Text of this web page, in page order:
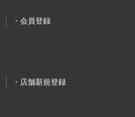
会員登録
店舗新規登録